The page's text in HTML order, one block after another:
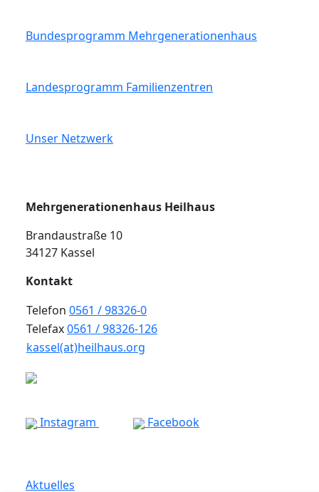
Bundesprogramm Mehrgenerationenhaus
Landesprogramm Familienzentren
Unser Netzwerk
Mehrgenerationenhaus Heilhaus
Brandaustraße 10
34127 Kassel
Kontakt
Telefon 0561 / 98326-0
Telefax0561 / 98326-126
kassel(at)heilhaus.org
Instagram Facebook
Aktuelles